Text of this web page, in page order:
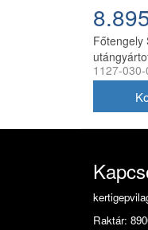
Főtengely
1127-
Raktár: